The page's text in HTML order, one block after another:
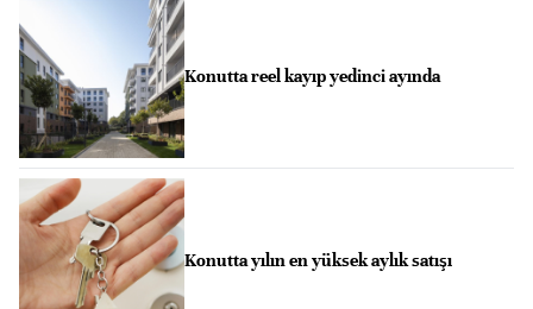
Konutta reel kayıp yedinci ayında
Konutta yılın en yüksek aylık satışı